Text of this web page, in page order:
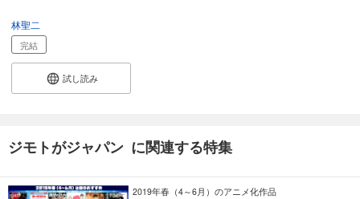
林聖二
完結
試し読み
ジモトがジャパン に関連する特集
2019年春（4～6月）のアニメ化作品